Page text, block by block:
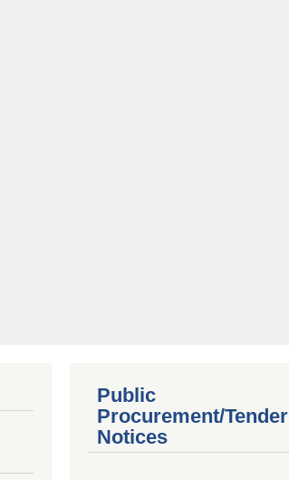
Public
Procurement/Tender
Notices